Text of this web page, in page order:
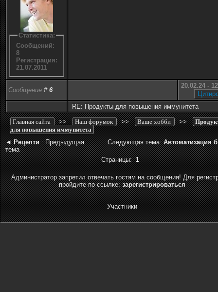
Статистика:
Сообщений:
8
Регистрация:
21.07.2011
Сообщение # 6
20.02.24 -
RE: Продукты для повышения иммунитета
Главная сайта >> Наш форумок >> Ваше хобби >>
для повышения иммунитета
◄Рецепти: Предыдущая
тема
Следующая тема:Автоматизация
Страницы:1
Администратор запретил отвечать гостям на сообщения! Для
пройдите по ссылке:зарегистрироваться
Участники